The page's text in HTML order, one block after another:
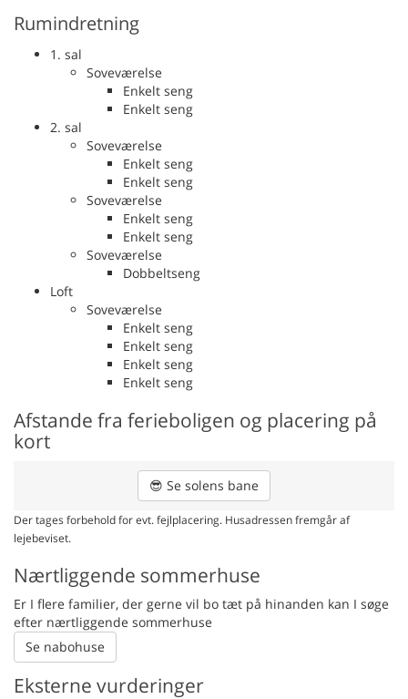
Rumindretning
1. sal
Soveværelse
Enkelt seng
Enkelt seng
2. sal
Soveværelse
Enkelt seng
Enkelt seng
Soveværelse
Enkelt seng
Enkelt seng
Soveværelse
Dobbeltseng
Loft
Soveværelse
Enkelt seng
Enkelt seng
Enkelt seng
Enkelt seng
Afstande fra ferieboligen og placering på
kort
😎 Se solens bane
Der tages forbehold for evt. fejlplacering. Husadressen fremgår af
lejebeviset.
Nærtliggende sommerhuse
Er I flere familier, der gerne vil bo tæt på hinanden kan I søge
efter nærtliggende sommerhuse
Se nabohuse
Eksterne vurderinger